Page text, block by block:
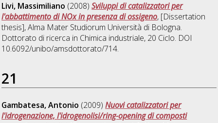
Livi, Massimiliano (2008)Sviluppi di catalizzatori per
l'abbattimento di NOx in presenza di ossigeno, [Dissertation
thesis], Alma Mater Studiorum Università di Bologna.
Dottorato di ricerca in Chimica industriale, 20 Ciclo. DOI
10.6092/unibo/amsdottorato/714.
21
Gambatesa, Antonio (2009)Nuovi catalizzatori per
l'idrogenazione, l'idrogenolisi/ring-opening di composti